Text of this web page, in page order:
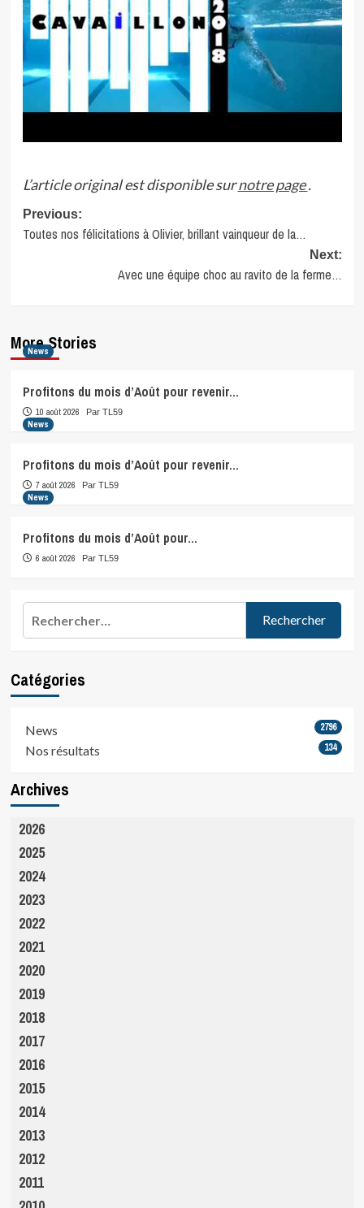
L’article original est disponible surnotre page.
Post
navigation
Previous:
Toutes nos félicitations à Olivier, brillant vainqueur de la…
Next:
Avec une équipe choc au ravito de la ferme…
More Stories
News
Profitons du mois d’Août pour revenir…
10 août 2026 Par TL59
News
Profitons du mois d’Août pour revenir…
7 août 2026 Par TL59
News
Profitons du mois d’Août pour…
6 août 2026 Par TL59
Catégories
News 2796
Nos résultats 134
Archives
2026
2025
2024
2023
2022
2021
2020
2019
2018
2017
2016
2015
2014
2013
2012
2011